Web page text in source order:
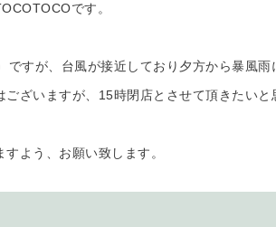
です。
ですが、台風が接近しており夕方から暴風雨
ございますが、15時閉店とさせて頂きたいと
すよう、お願い致します。